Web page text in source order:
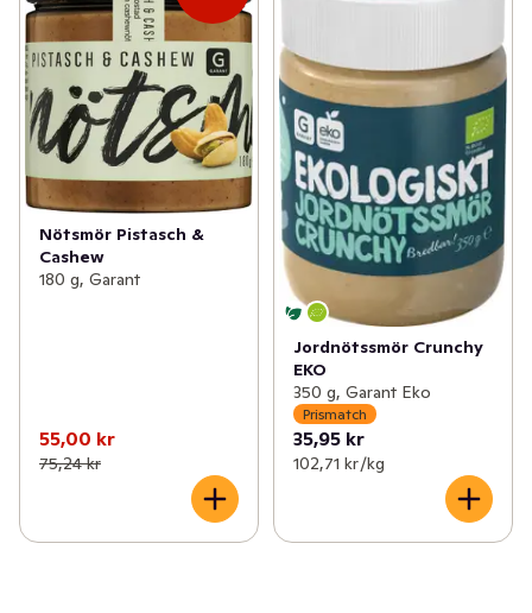
Nötsmör Pistasch &
Cashew
180 g, Garant
55,00 kr
75,24 kr
Jordnötssmör Crunchy
EKO
350 g, Garant Eko
Prismatch
35,95 kr
102,71 kr /kg